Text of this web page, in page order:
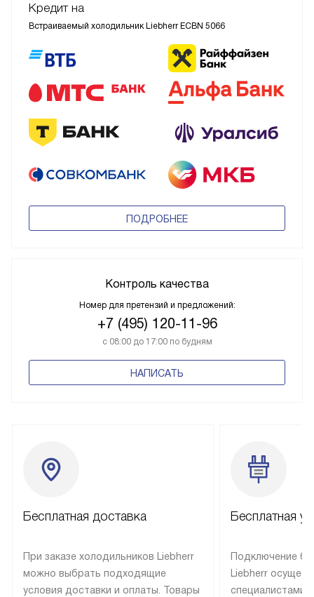
Кредит на
Встраиваемый холодильник Liebherr ECBN 5066
ПОДРОБНЕЕ
Контроль качества
Номер для претензий и предложений:
+7 (495) 120-11-96
с 08:00 до 17:00 по будням
НАПИСАТЬ
Бесплатная доставка
При заказе холодильников Liebherr
можно выбрать подходящие
условия доставки и оплаты. Товары
Бесплатная
Подключение
Liebherr
специалистами